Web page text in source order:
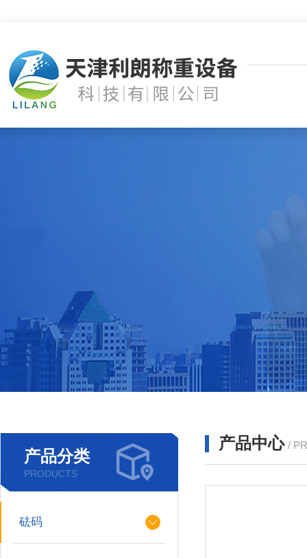
产品分类
PRODUCTS
砝码
产品中心 /